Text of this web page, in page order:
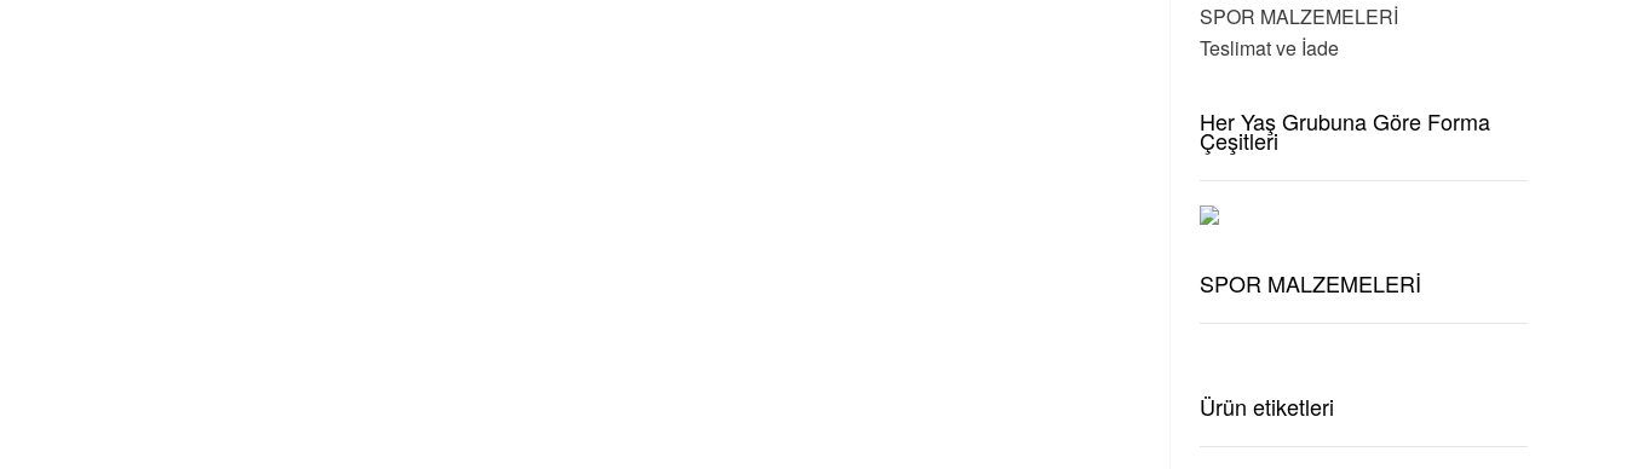
SPOR MALZEMELERİ
Teslimat ve İade
Her Yaş Grubuna Göre Forma
Çeşitleri
SPOR MALZEMELERİ
Ürün etiketleri